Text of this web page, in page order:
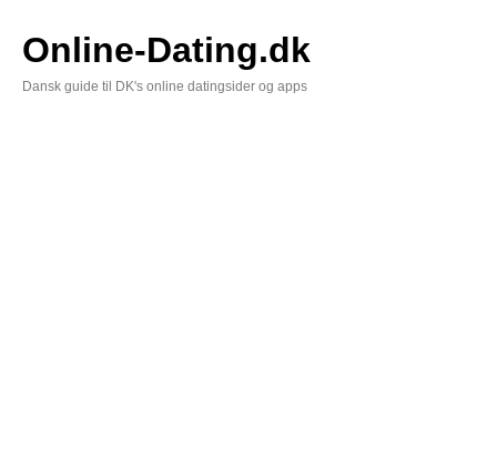
to
content
Online-Dating.dk
Dansk guide til DK's online datingsider og apps